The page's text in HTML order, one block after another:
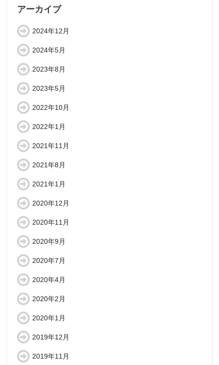
アーカイブ
2024年12月
2024年5月
2023年8月
2023年5月
2022年10月
2022年1月
2021年11月
2021年8月
2021年1月
2020年12月
2020年11月
2020年9月
2020年7月
2020年4月
2020年2月
2020年1月
2019年12月
2019年11月